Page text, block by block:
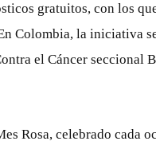
gratuitos, con los
Colombia, la iniciativa
el Cáncer seccional
Rosa, celebrado cada